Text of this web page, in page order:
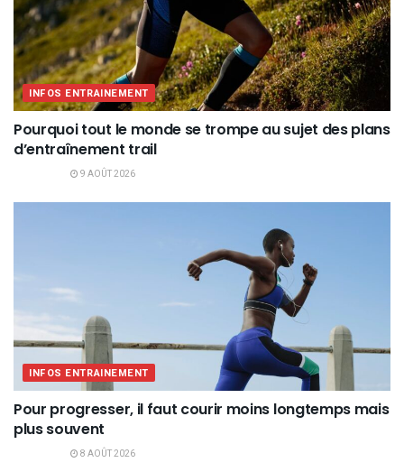
INFOS ENTRAINEMENT
Pourquoi tout le monde se trompe au sujet des plans
d’entraînement trail
9 AOÛT 2026
INFOS ENTRAINEMENT
Pour progresser, il faut courir moins longtemps mais
plus souvent
8 AOÛT 2026